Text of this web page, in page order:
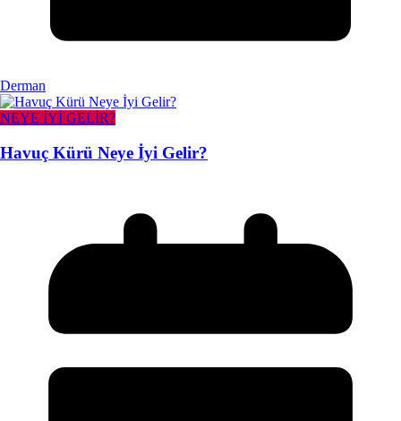
Derman
NEYE İYİ GELİR?
Havuç Kürü Neye İyi Gelir?